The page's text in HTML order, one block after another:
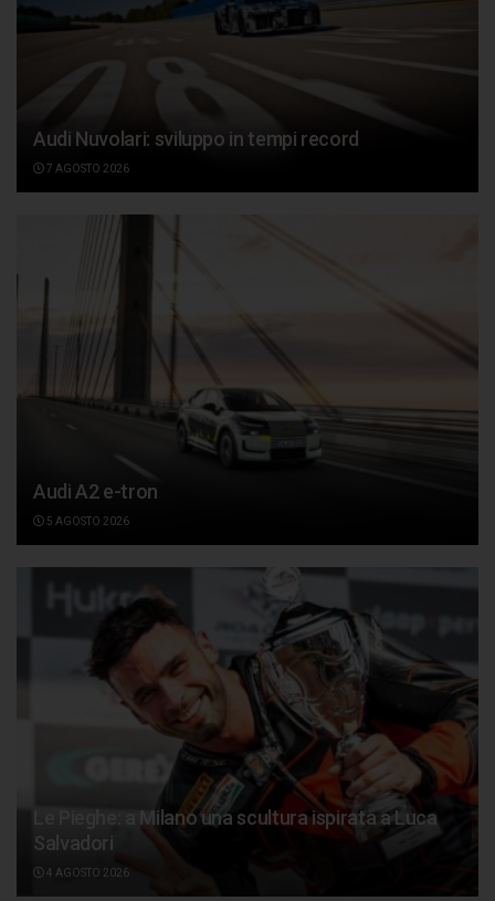
Audi Nuvolari: sviluppo in tempi record
7 AGOSTO 2026
Audi A2 e-tron
5 AGOSTO 2026
Le Pieghe: a Milano una scultura ispirata a Luca
Salvadori
4 AGOSTO 2026